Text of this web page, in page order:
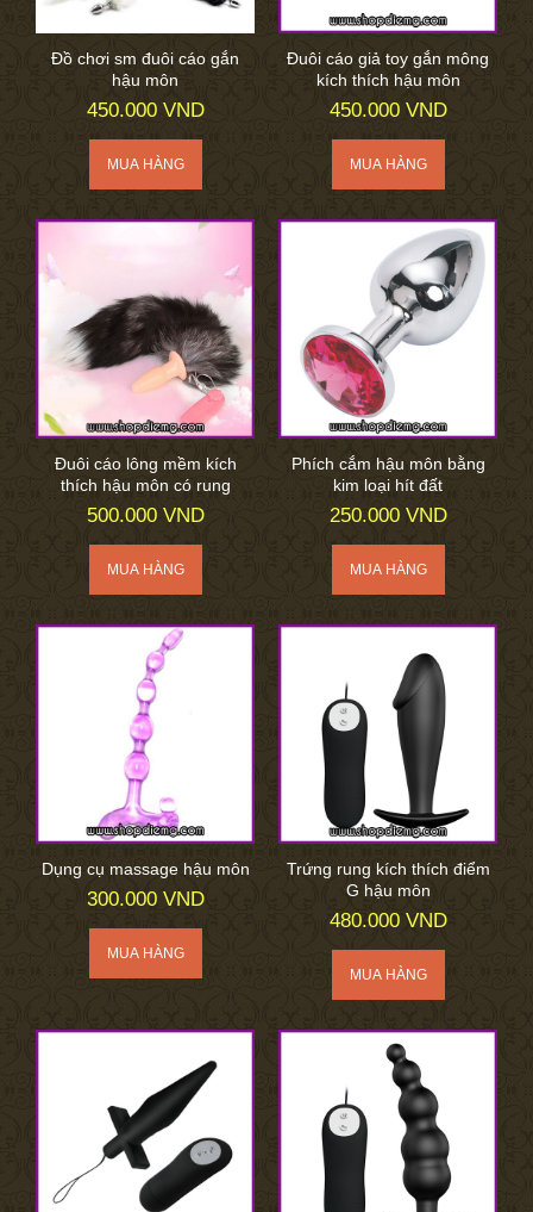
Đồ chơi sm đuôi cáo gắn
hậu môn
450.000 VND
Đuôi cáo giả toy gắn mông
kích thích hậu môn
450.000 VND
Đuôi cáo lông mềm kích
thích hậu môn có rung
500.000 VND
Phích cắm hậu môn bằng
kim loại hít đất
250.000 VND
Dụng cụ massage hậu môn
300.000 VND
Trứng rung kích thích điểm
G hậu môn
480.000 VND